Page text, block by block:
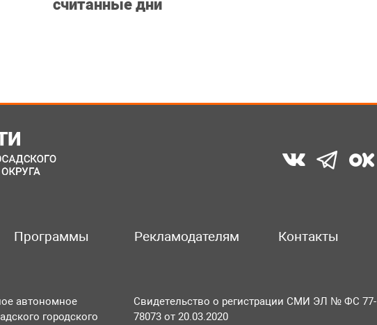
считанные дни
Программы Рекламодателям Контакты
автономное
городского
Свидетельство о регистрации СМИ ЭЛ № ФС 77-
78073 от 20.03.2020